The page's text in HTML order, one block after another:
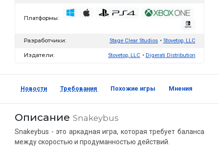
Платформы:
Разработчики: Stage Clear Studios Stovetop, LLC
Издатели: Stovetop, LLC Digerati Distribution
Новости Требования Похожие игры Мнения
Описание Snakeybus
Snakeybus - это аркадная игра, которая требует баланса
между скоростью и продуманностью действий.